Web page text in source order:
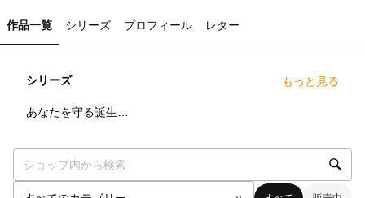
作品一覧 シリーズ プロフィール レター
シリーズ もっと見る